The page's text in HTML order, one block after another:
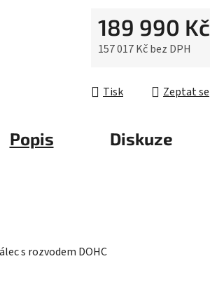
189 990 Kč
157 017 Kčbez DPH
Tisk Zeptat se
Popis Diskuze
s rozvodem DOHC